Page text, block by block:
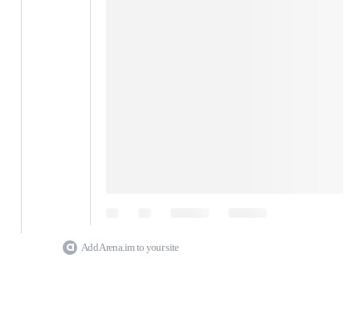
Add Arena.im to your site